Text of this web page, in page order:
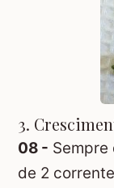
3.
08 -
de 2